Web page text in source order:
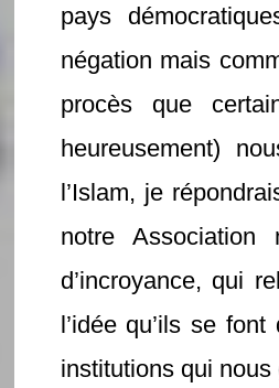
pays
négation mais
procès que
heureusement)
l’Islam, je
notre
d’incroyance, qui
l’idée qu’ils se
institutions qui nous